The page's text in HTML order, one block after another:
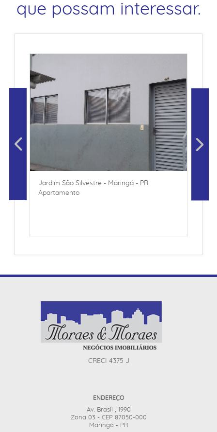
que possam interessar.
Jardim São Silvestre - Maringá - PR
Apartamento
CRECI 4375 J
ENDEREÇO
Av. Brasil , 1990
Zona 03 - CEP 87050-000
Maringá - PR